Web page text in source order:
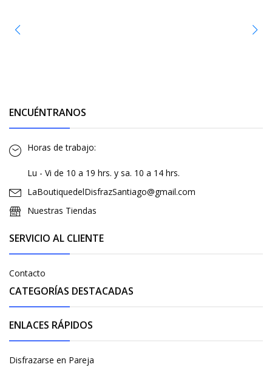
ENCUÉNTRANOS
Horas de trabajo:
Lu - Vi de 10 a 19 hrs. y sa. 10 a 14 hrs.
LaBoutiquedelDisfrazSantiago@gmail.com
Nuestras Tiendas
SERVICIO AL CLIENTE
Contacto
CATEGORÍAS DESTACADAS
ENLACES RÁPIDOS
Disfrazarse en Pareja